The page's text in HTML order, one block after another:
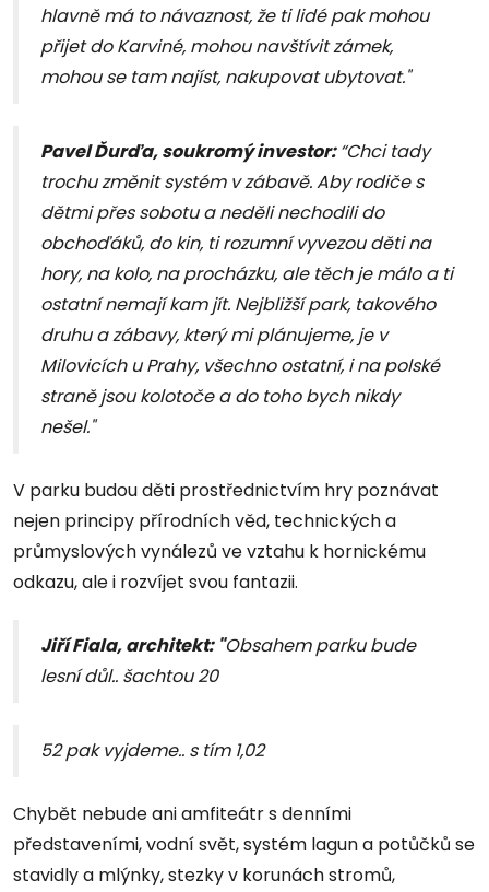
hlavně má to návaznost, že ti lidé pak mohou
přijet do Karviné, mohou navštívit zámek,
mohou se tam najíst, nakupovat ubytovat."
Pavel Ďurďa, soukromý investor:“Chci tady
trochu změnit systém v zábavě. Aby rodiče s
dětmi přes sobotu a neděli nechodili do
obchoďáků, do kin, ti rozumní vyvezou děti na
hory, na kolo, na procházku, ale těch je málo a ti
ostatní nemají kam jít. Nejbližší park, takového
druhu a zábavy, který mi plánujeme, je v
Milovicích u Prahy, všechno ostatní, i na polské
straně jsou kolotoče a do toho bych nikdy
nešel."
V parku budou děti prostřednictvím hry poznávat
nejen principy přírodních věd, technických a
průmyslových vynálezů ve vztahu k hornickému
odkazu, ale i rozvíjet svou fantazii.
Jiří Fiala, architekt: "Obsahem parku bude
lesní důl.. šachtou 20
52 pak vyjdeme.. s tím 1,02
Chybět nebude ani amfiteátr s denními
představeními, vodní svět, systém lagun a potůčků se
stavidly a mlýnky, stezky v korunách stromů,